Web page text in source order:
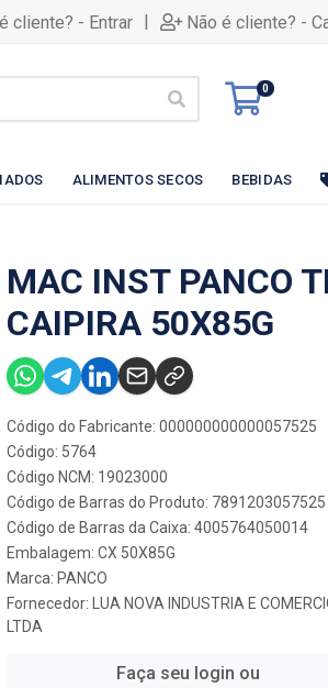
cliente? - Entrar | Não é cliente? -
0
ALIMENTOS SECOS BEBIDAS
MAC INST PANCO
CAIPIRA 50X85G
Código do Fabricante: 000000000000057525
Código: 5764
Código NCM: 19023000
Código de Barras do Produto: 7891203057525
Código de Barras da Caixa: 4005764050014
Embalagem: CX 50X85G
Marca: PANCO
Fornecedor:
LUA NOVA INDUSTRIA E
LTDA
Faça seu login ou